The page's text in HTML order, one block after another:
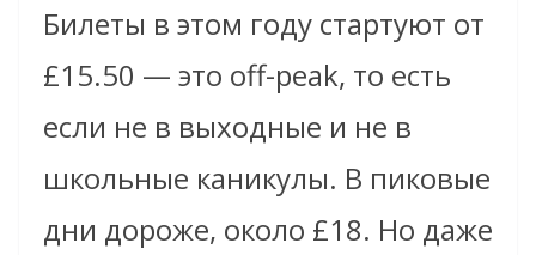
Билеты в этом году стартуют от
£15.50 — это off-peak, то есть
если не в выходные и не в
школьные каникулы. В пиковые
дни дороже, около £18. Но даже